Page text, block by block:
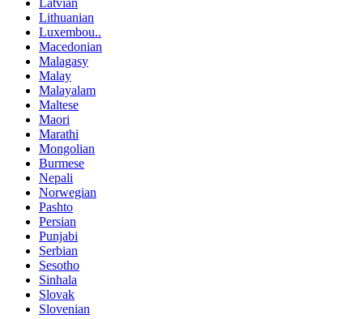
Latvian
Lithuanian
Luxembou..
Macedonian
Malagasy
Malay
Malayalam
Maltese
Maori
Marathi
Mongolian
Burmese
Nepali
Norwegian
Pashto
Persian
Punjabi
Serbian
Sesotho
Sinhala
Slovak
Slovenian